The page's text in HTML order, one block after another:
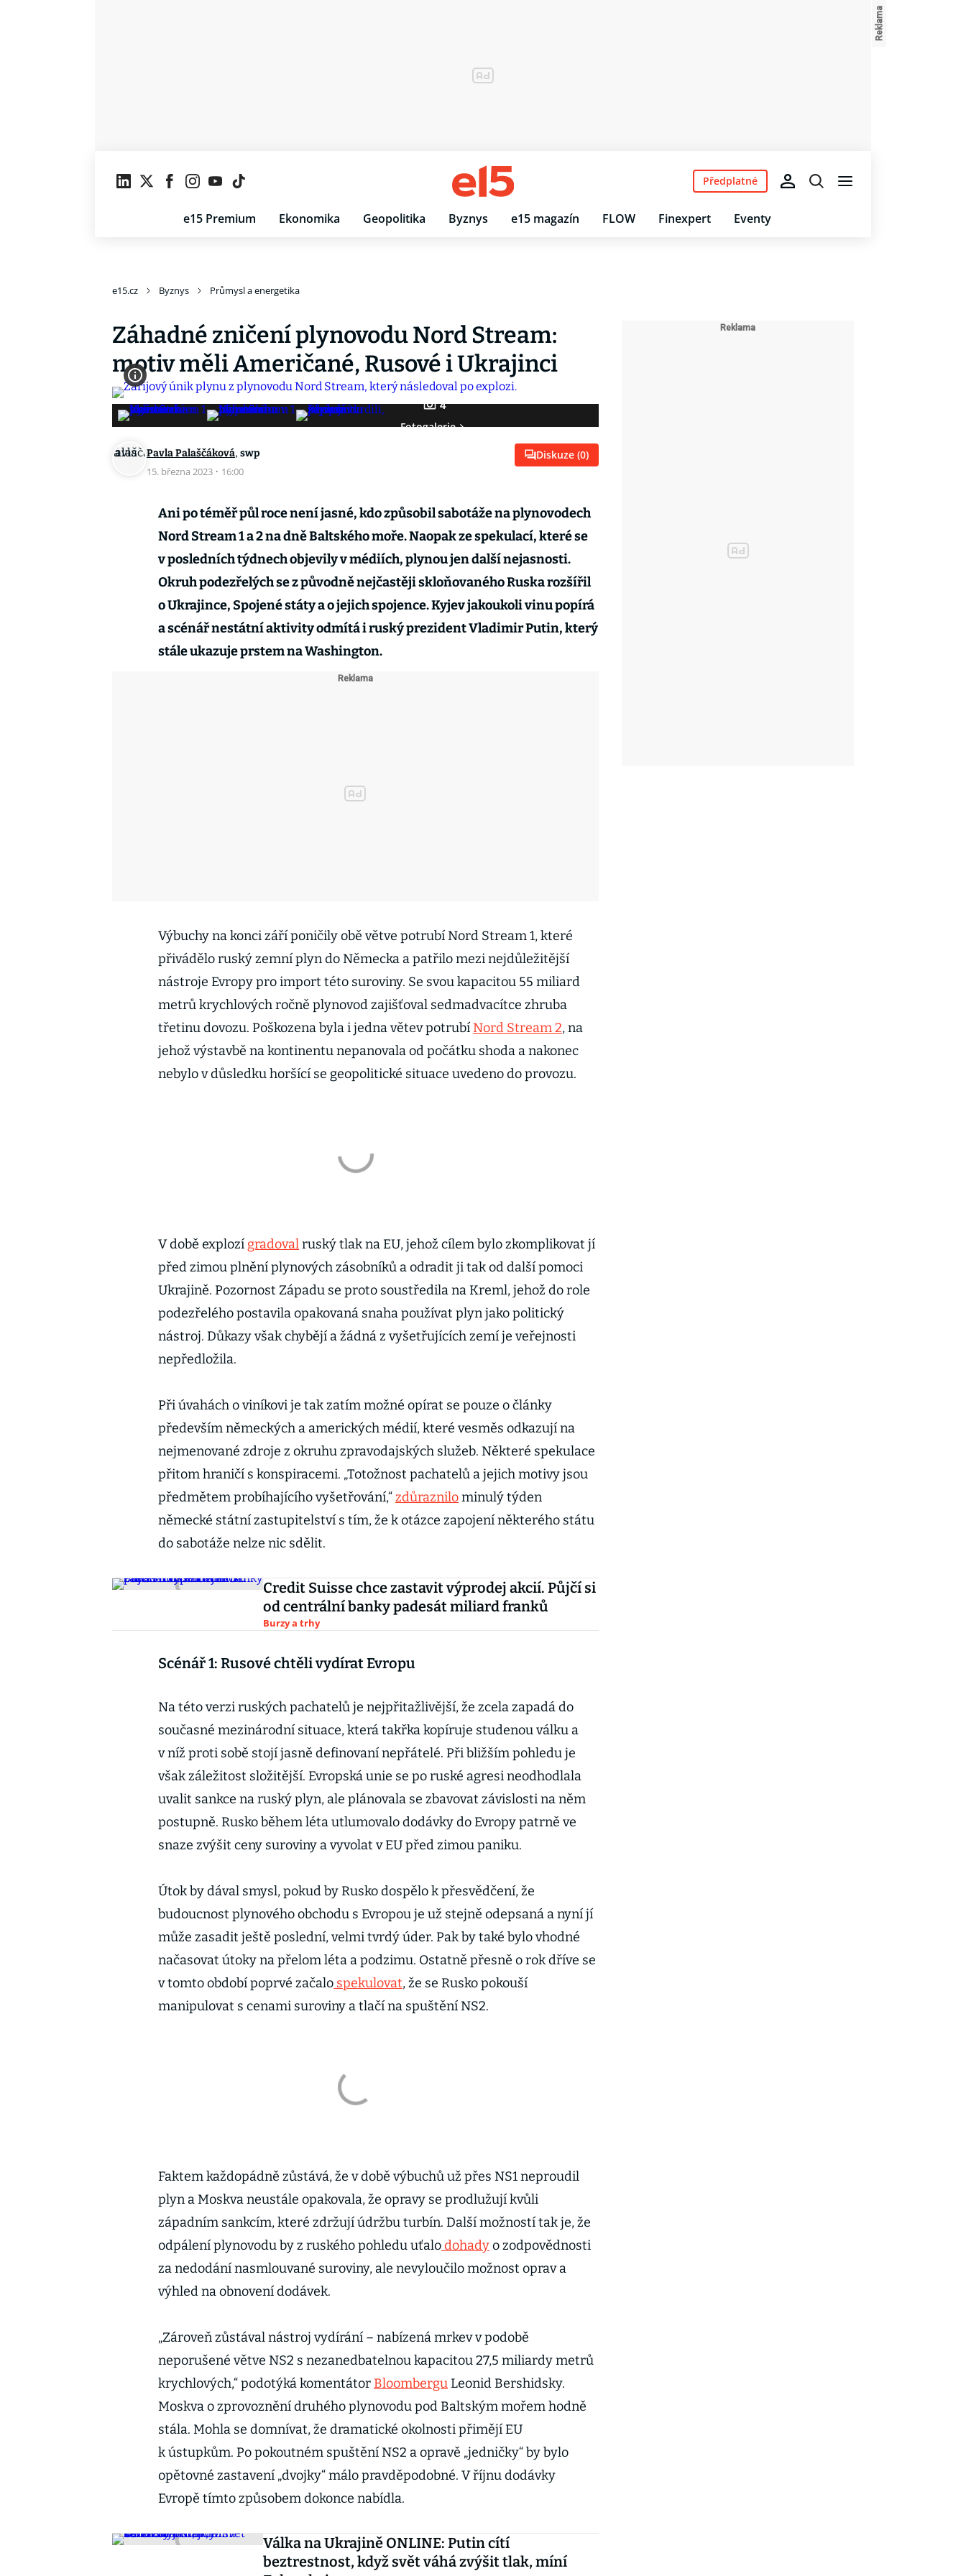
e15 Premium Ekonomika Geopolitika Byznys e15 magazín FLOW Finexpert Eventy
Předplatné
e15.cz Byznys Průmysl a energetika
Záhadné zničení plynovodu Nord Stream:
motiv měli Američané, Rusové i Ukrajinci
4
Fotogalerie
Pavla Palaščáková, swp
15. března 2023 · 16:00
Diskuze (0)
Ani po téměř půl roce není jasné, kdo způsobil sabotáže na plynovodech
Nord Stream 1 a 2 na dně Baltského moře. Naopak ze spekulací, které se
v posledních týdnech objevily v médiích, plynou jen další nejasnosti.
Okruh podezřelých se z původně nejčastěji skloňovaného Ruska rozšířil
o Ukrajince, Spojené státy a o jejich spojence. Kyjev jakoukoli vinu popírá
a scénář nestátní aktivity odmítá i ruský prezident Vladimir Putin, který
stále ukazuje prstem na Washington.
Výbuchy na konci září poničily obě větve potrubí Nord Stream 1, které
přivádělo ruský zemní plyn do Německa a patřilo mezi nejdůležitější
nástroje Evropy pro import této suroviny. Se svou kapacitou 55 miliard
metrů krychlových ročně plynovod zajišťoval sedmadvacítce zhruba
třetinu dovozu. Poškozena byla i jedna větev potrubí Nord Stream 2, na
jehož výstavbě na kontinentu nepanovala od počátku shoda a nakonec
nebylo v důsledku horšící se geopolitické situace uvedeno do provozu.
V době explozí gradovalruský tlak na EU, jehož cílem bylo zkomplikovat jí
před zimou plnění plynových zásobníků a odradit ji tak od další pomoci
Ukrajině. Pozornost Západu se proto soustředila na Kreml, jehož do role
podezřelého postavila opakovaná snaha používat plyn jako politický
nástroj. Důkazy však chybějí a žádná z vyšetřujících zemí je veřejnosti
nepředložila.
Při úvahách o viníkovi je tak zatím možné opírat se pouze o články
především německých a amerických médií, které vesměs odkazují na
nejmenované zdroje z okruhu zpravodajských služeb. Některé spekulace
přitom hraničí s konspiracemi. „Totožnost pachatelů a jejich motivy jsou
předmětem probíhajícího vyšetřování,“zdůraznilominulý týden
německé státní zastupitelství s tím, že k otázce zapojení některého státu
do sabotáže nelze nic sdělit.
Credit Suisse chce zastavit výprodej akcií. Půjčí si
od centrální banky padesát miliard franků
Burzy a trhy
Scénář 1: Rusové chtěli vydírat Evropu
Na této verzi ruských pachatelů je nejpřitažlivější, že zcela zapadá do
současné mezinárodní situace, která takřka kopíruje studenou válku a
v níž proti sobě stojí jasně definovaní nepřátelé. Při bližším pohledu je
však záležitost složitější. Evropská unie se po ruské agresi neodhodlala
uvalit sankce na ruský plyn, ale plánovala se zbavovat závislosti na něm
postupně. Rusko během léta utlumovalo dodávky do Evropy patrně ve
snaze zvýšit ceny suroviny a vyvolat v EU před zimou paniku.
Útok by dával smysl, pokud by Rusko dospělo k přesvědčení, že
budoucnost plynového obchodu s Evropou je už stejně odepsaná a nyní jí
může zasadit ještě poslední, velmi tvrdý úder. Pak by také bylo vhodné
načasovat útoky na přelom léta a podzimu. Ostatně přesně o rok dříve se
v tomto období poprvé začalo spekulovat, že se Rusko pokouší
manipulovat s cenami suroviny a tlačí na spuštění NS2.
Faktem každopádně zůstává, že v době výbuchů už přes NS1 neproudil
plyn a Moskva neustále opakovala, že opravy se prodlužují kvůli
západním sankcím, které zdržují údržbu turbín. Další možností tak je, že
odpálení plynovodu by z ruského pohledu uťalodohadyo zodpovědnosti
za nedodání nasmlouvané suroviny, ale nevyloučilo možnost oprav a
výhled na obnovení dodávek.
„Zároveň zůstával nástroj vydírání – nabízená mrkev v podobě
neporušené větve NS2 s nezanedbatelnou kapacitou 27,5 miliardy metrů
krychlových,“ podotýká komentátor BloomberguLeonid Bershidsky.
Moskva o zprovoznění druhého plynovodu pod Baltským mořem hodně
stála. Mohla se domnívat, že dramatické okolnosti přimějí EU
k ústupkům. Po pokoutném spuštění NS2 a opravě „jedničky“ by bylo
opětovné zastavení „dvojky“ málo pravděpodobné. V říjnu dodávky
Evropě tímto způsobem dokonce nabídla.
Válka na Ukrajině ONLINE: Putin cítí
beztrestnost, když svět váhá zvýšit tlak, míní